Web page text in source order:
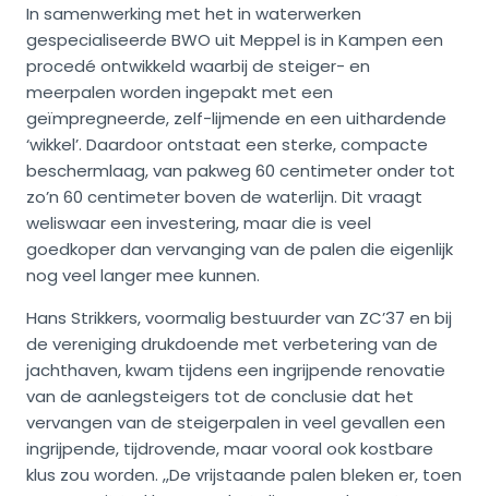
In samenwerking met het in waterwerken
gespecialiseerde BWO uit Meppel is in Kampen een
procedé ontwikkeld waarbij de steiger- en
meerpalen worden ingepakt met een
geïmpregneerde, zelf-lijmende en een uithardende
‘wikkel’. Daardoor ontstaat een sterke, compacte
beschermlaag, van pakweg 60 centimeter onder tot
zo’n 60 centimeter boven de waterlijn. Dit vraagt
weliswaar een investering, maar die is veel
goedkoper dan vervanging van de palen die eigenlijk
nog veel langer mee kunnen.
Hans Strikkers, voormalig bestuurder van ZC’37 en bij
de vereniging drukdoende met verbetering van de
jachthaven, kwam tijdens een ingrijpende renovatie
van de aanlegsteigers tot de conclusie dat het
vervangen van de steigerpalen in veel gevallen een
ingrijpende, tijdrovende, maar vooral ook kostbare
klus zou worden. ,,De vrijstaande palen bleken er, toen